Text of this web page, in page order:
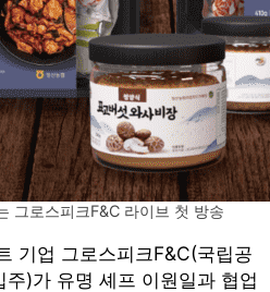
그로스피크F&C 라이브 첫 방송
기업 그로스피크F&C(국립공
)가 유명 셰프 이원일과 협업